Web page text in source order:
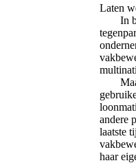
Laten
In
andere
laatste
haar